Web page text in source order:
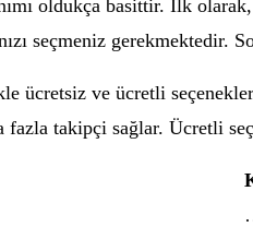
oldukça basittir. İlk olarak,
seçmeniz
ücretsiz ve ücretli
fazla takipçi sağlar. Ücretli